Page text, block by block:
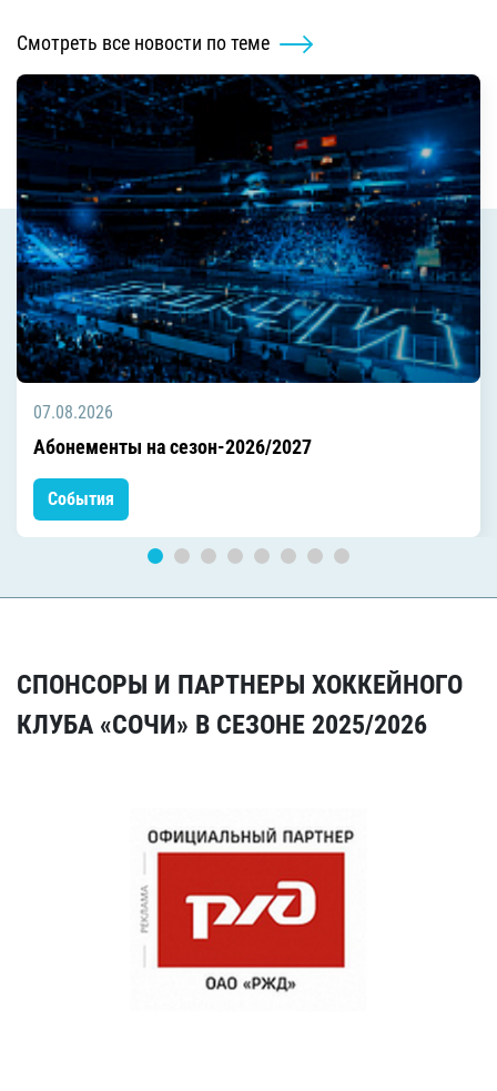
Смотреть все новости по теме
07.08.2026
Абонементы на сезон-2026/2027
События
СПОНСОРЫ И ПАРТНЕРЫ ХОККЕЙНОГО
КЛУБА «СОЧИ» В СЕЗОНЕ 2025/2026